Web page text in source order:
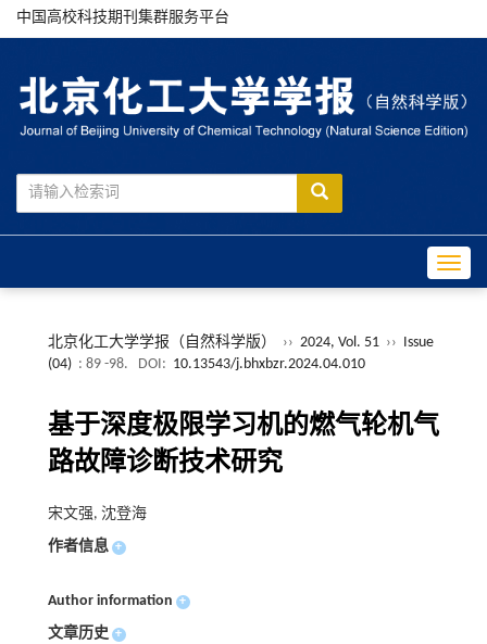
中国高校科技期刊集群服务平台
北京化工大学学报（自然科学版） ›› 2024, Vol. 51 ›› Issue
(04) : 89 -98. DOI: 10.13543/j.bhxbzr.2024.04.010
基于深度极限学习机的燃气轮机气
路故障诊断技术研究
宋文强, 沈登海
作者信息 +
Author information +
文章历史 +